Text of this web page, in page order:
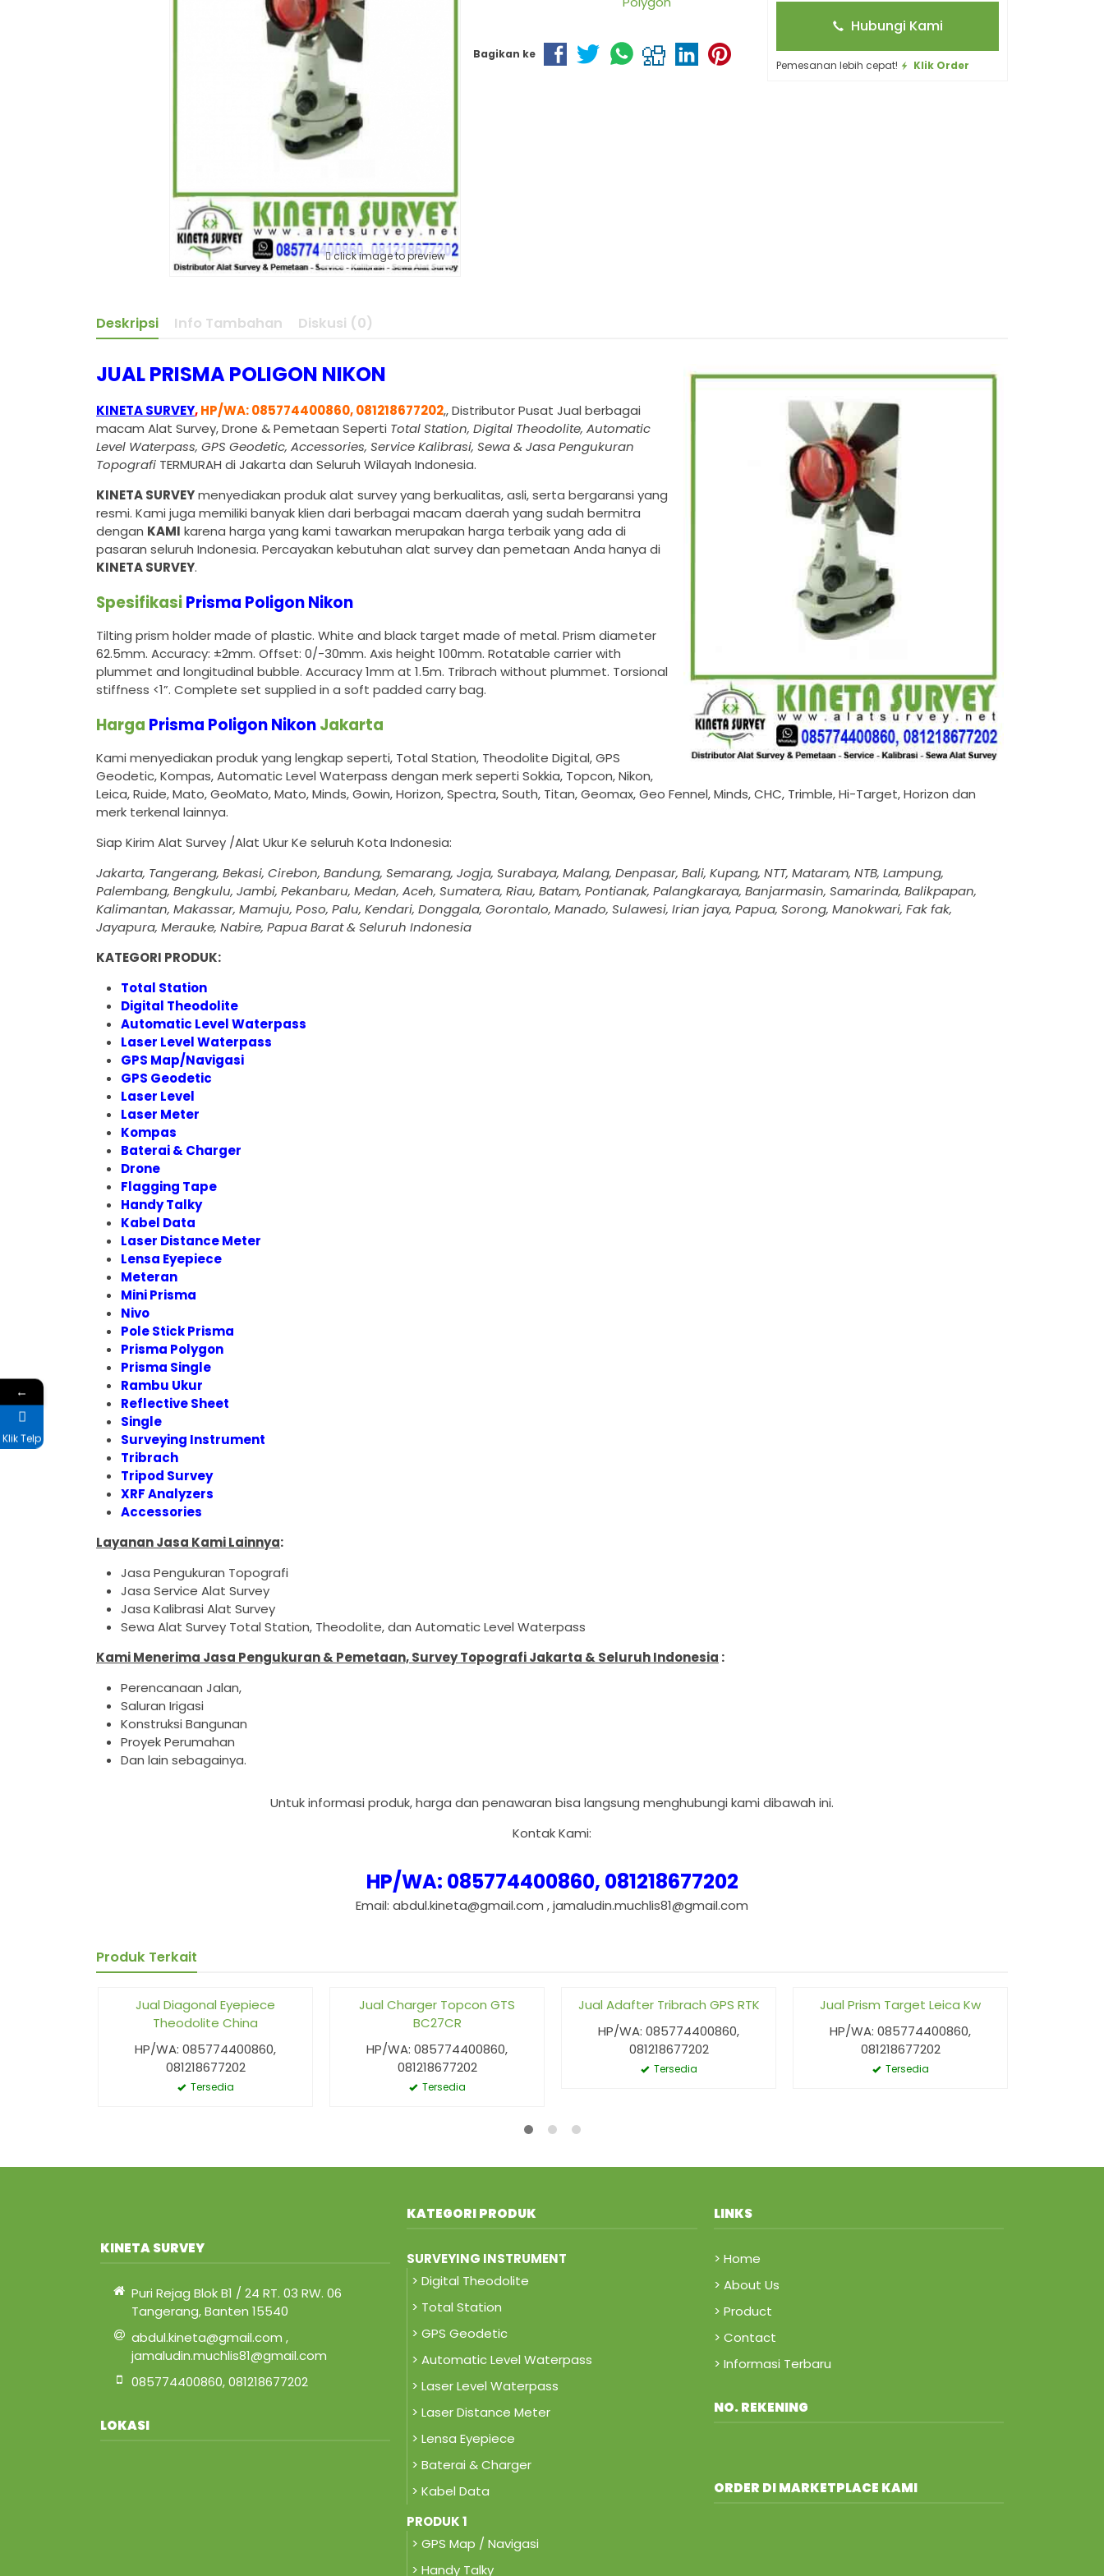
click image to preview
Hubungi Kami
Pemesanan lebih cepat! Klik Order
Bagikan ke
Deskripsi Info Tambahan Diskusi (0)
JUAL PRISMA POLIGON NIKON
KINETA SURVEY,HP/WA: 085774400860, 081218677202,, Distributor Pusat Jual berbagai
macam Alat Survey, Drone & Pemetaan Seperti Total Station, Digital Theodolite, Automatic
Level Waterpass, GPS Geodetic, Accessories, Service Kalibrasi, Sewa & Jasa Pengukuran
Topografi TERMURAH di Jakarta dan Seluruh Wilayah Indonesia.
KINETA SURVEYmenyediakan produk alat survey yang berkualitas, asli, serta bergaransi yang
resmi. Kami juga memiliki banyak klien dari berbagai macam daerah yang sudah bermitra
dengan KAMI karena harga yang kami tawarkan merupakan harga terbaik yang ada di
pasaran seluruh Indonesia. Percayakan kebutuhan alat survey dan pemetaan Anda hanya di
KINETA SURVEY.
SpesifikasiPrisma Poligon Nikon
Tilting prism holder made of plastic. White and black target made of metal. Prism diameter
62.5mm. Accuracy: ±2mm. Offset: 0/-30mm. Axis height 100mm. Rotatable carrier with
plummet and longitudinal bubble. Accuracy 1mm at 1.5m. Tribrach without plummet. Torsional
stiffness <1”. Complete set supplied in a soft padded carry bag.
Harga Prisma Poligon NikonJakarta
Kami menyediakan produk yang lengkap seperti, Total Station, Theodolite Digital, GPS
Geodetic, Kompas, Automatic Level Waterpass dengan merk seperti Sokkia, Topcon, Nikon,
Leica, Ruide, Mato, GeoMato, Mato, Minds, Gowin, Horizon, Spectra, South, Titan, Geomax, Geo Fennel, Minds, CHC, Trimble, Hi-Target, Horizon dan
merk terkenal lainnya.
Siap Kirim Alat Survey /Alat Ukur Ke seluruh Kota Indonesia:
Jakarta, Tangerang, Bekasi, Cirebon, Bandung, Semarang, Jogja, Surabaya, Malang, Denpasar, Bali, Kupang, NTT, Mataram, NTB, Lampung,
Palembang, Bengkulu, Jambi, Pekanbaru, Medan, Aceh, Sumatera, Riau, Batam, Pontianak, Palangkaraya, Banjarmasin, Samarinda, Balikpapan,
Kalimantan, Makassar, Mamuju, Poso, Palu, Kendari, Donggala, Gorontalo, Manado, Sulawesi, Irian jaya, Papua, Sorong, Manokwari, Fak fak,
Jayapura, Merauke, Nabire, Papua Barat & Seluruh Indonesia
KATEGORI PRODUK:
Total Station
Digital Theodolite
Automatic Level Waterpass
Laser Level Waterpass
GPS Map/Navigasi
GPS Geodetic
Laser Level
Laser Meter
Kompas
Baterai & Charger
Drone
Flagging Tape
Handy Talky
Kabel Data
Laser Distance Meter
Lensa Eyepiece
Meteran
Mini Prisma
Nivo
Pole Stick Prisma
Prisma Polygon
Prisma Single
Rambu Ukur
Reflective Sheet
Single
Surveying Instrument
Tribrach
Tripod Survey
XRF Analyzers
Accessories
Layanan Jasa Kami Lainnya:
Jasa Pengukuran Topografi
Jasa Service Alat Survey
Jasa Kalibrasi Alat Survey
Sewa Alat Survey Total Station, Theodolite, dan Automatic Level Waterpass
Kami Menerima Jasa Pengukuran & Pemetaan, Survey Topografi Jakarta & Seluruh Indonesia :
Perencanaan Jalan,
Saluran Irigasi
Konstruksi Bangunan
Proyek Perumahan
Dan lain sebagainya.
Untuk informasi produk, harga dan penawaran bisa langsung menghubungi kami dibawah ini.
Kontak Kami:
HP/WA: 085774400860, 081218677202
Email: abdul.kineta@gmail.com , jamaludin.muchlis81@gmail.com
Produk Terkait
Jual Diagonal Eyepiece
Theodolite China
HP/WA: 085774400860,
081218677202
Tersedia
Jual Charger Topcon GTS
BC27CR
HP/WA: 085774400860,
081218677202
Tersedia
Jual Adafter Tribrach GPS RTK
HP/WA: 085774400860,
081218677202
Tersedia
Jual Prism Target Leica Kw
HP/WA: 085774400860,
081218677202
Tersedia
KINETA SURVEY
Puri Rejag Blok B1 / 24 RT. 03 RW. 06
Tangerang, Banten 15540
abdul.kineta@gmail.com ,
jamaludin.muchlis81@gmail.com
085774400860, 081218677202
LOKASI
KATEGORI PRODUK
SURVEYING INSTRUMENT
> Digital Theodolite
> Total Station
> GPS Geodetic
> Automatic Level Waterpass
> Laser Level Waterpass
> Laser Distance Meter
> Lensa Eyepiece
> Baterai & Charger
> Kabel Data
PRODUK 1
> GPS Map / Navigasi
> Handy Talky
LINKS
> Home
> About Us
> Product
> Contact
> Informasi Terbaru
NO. REKENING
ORDER DI MARKETPLACE KAMI
←
Klik Telp